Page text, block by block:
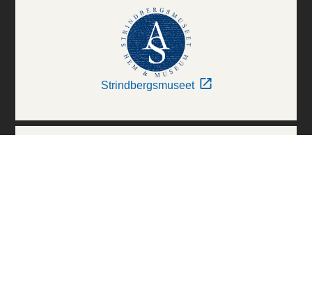
Strindbergsmuseet